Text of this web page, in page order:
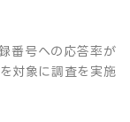
番号への応答率が
対象に調査を実施